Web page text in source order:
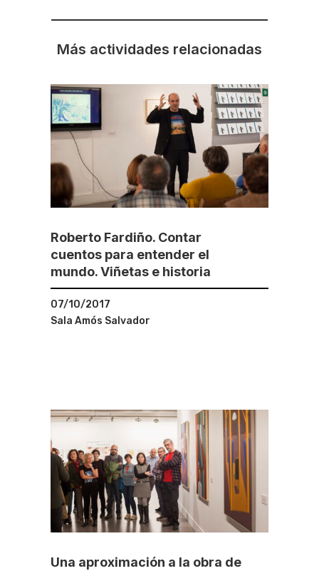
Más actividades relacionadas
Roberto Fardiño. Contar
cuentos para entender el
mundo. Viñetas e historia
07/10/2017
Sala Amós Salvador
Una aproximación a la obra de